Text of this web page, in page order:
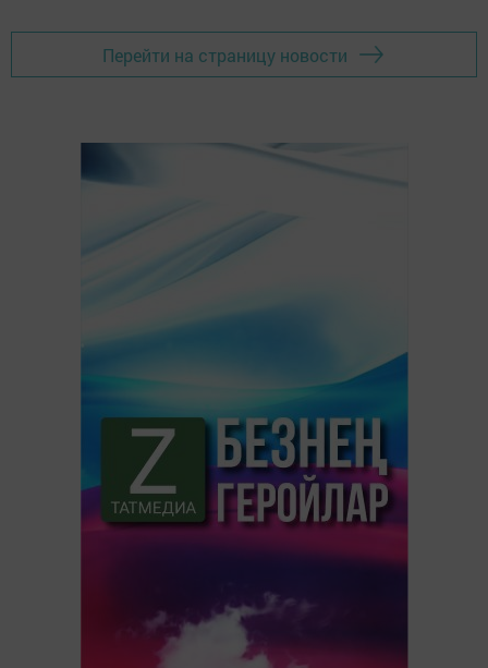
Перейти на страницу новости